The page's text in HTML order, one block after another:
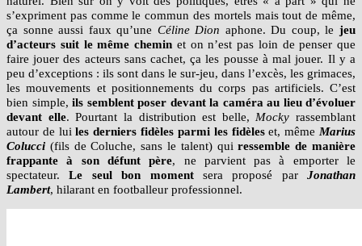
naturel. Bien sûr on y voit des politiques, êtres « à part » qui ne
s’expriment pas comme le commun des mortels mais tout de même,
ça sonne aussi faux qu’une Céline Dion aphone. Du coup, lejeu
d’acteurs suit le même chemin et on n’est pas loin de penser que
faire jouer des acteurs sans cachet, ça les pousse à mal jouer. Il y a
peu d’exceptions : ils sont dans le sur-jeu, dans l’excès, les grimaces,
les mouvements et positionnements du corps pas artificiels. C’est
bien simple, ils semblent poser devant la caméra au lieu d’évoluer
devant elle. Pourtant la distribution est belle,Mocky rassemblant
autour de luiles derniers fidèles parmi les fidèleset, mêmeMarius
Colucci (fils de Coluche, sans le talent) quiressemble de manière
frappante à son défunt père, ne parvient pas à emporter le
spectateur.Le seul bon momentsera proposé par Jonathan
Lambert, hilarant en footballeur professionnel.